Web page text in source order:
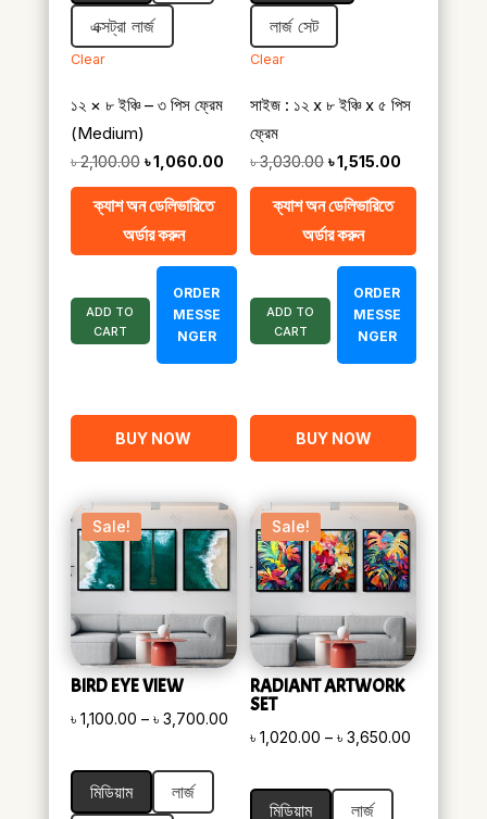
৳ 3,780.00
এক্সট্রা লার্জ
Clear
১২ × ৮ ইঞ্চি – ৩ পিস ফ্রেম
(Medium)
৳2,100.00 Original
price
was:
৳ 2,100.00.
৳1,060.00Current
price
ক্যাশ অন ডেলিভারিতে
অর্ডার করুন
ADD TO
CART
ORDER
MESSE
NGER
BUY NOW
লার্জ সেট
Clear
সাইজ : ১২ x ৮ ইঞ্চি x ৫ পিস
ফ্রেম
৳3,030.00 Original
price
was:
৳ 3,030.00.
৳1,515.00
price
ক্যাশ অন ডেলিভারিতে
অর্ডার করুন
ADD TO
CART
ORDER
MESSE
NGER
BUY NOW
Sale!
BIRD EYE VIEW
৳ 1,100.00 – ৳ 3,700.00Price
range:
through
মিডিয়াম লার্জ
Sale!
RADIANT ARTWORK
SET
৳1,020.00 – ৳3,650.00
মিডিয়াম লার্জ